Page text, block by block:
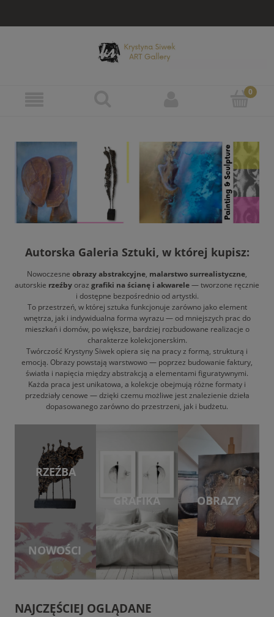
Autorska Galeria Sztuki, w której kupisz:
Nowoczesne obrazy abstrakcyjne, malarstwo surrealistyczne,
autorskie rzeźbyoraz grafiki na ścianę i akwarele— tworzone ręcznie
i dostępne bezpośrednio od artystki.
To przestrzeń, w której sztuka funkcjonuje zarówno jako element
wnętrza, jak i indywidualna forma wyrazu — od mniejszych prac do
mieszkań i domów, po większe, bardziej rozbudowane realizacje o
charakterze kolekcjonerskim.
Twórczość Krystyny Siwek opiera się na pracy z formą, strukturą i
emocją. Obrazy powstają warstwowo — poprzez budowanie faktury,
światła i napięcia między abstrakcją a elementami figuratywnymi.
Każda praca jest unikatowa, a kolekcje obejmują różne formaty i
przedziały cenowe — dzięki czemu możliwe jest znalezienie dzieła
dopasowanego zarówno do przestrzeni, jak i budżetu.
GRAFIKA OBRAZY
RZEŹBA
NOWOŚCI
NAJCZĘŚCIEJ OGLĄDANE